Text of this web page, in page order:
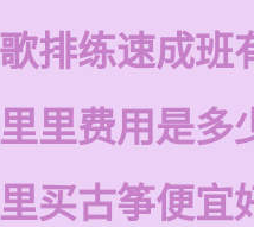
排练速成班
里费用是多
买古筝便宜